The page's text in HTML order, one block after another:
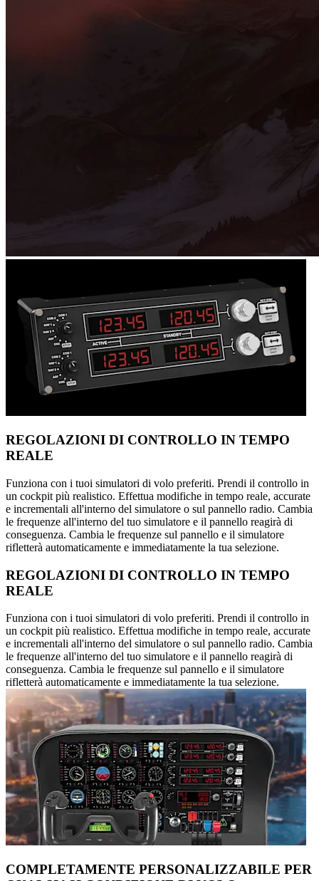
REGOLAZIONI DI CONTROLLO IN TEMPO
REALE
Funziona con i tuoi simulatori di volo preferiti. Prendi il controllo in
un cockpit più realistico. Effettua modifiche in tempo reale, accurate
e incrementali all'interno del simulatore o sul pannello radio. Cambia
le frequenze all'interno del tuo simulatore e il pannello reagirà di
conseguenza. Cambia le frequenze sul pannello e il simulatore
rifletterà automaticamente e immediatamente la tua selezione.
REGOLAZIONI DI CONTROLLO IN TEMPO
REALE
Funziona con i tuoi simulatori di volo preferiti. Prendi il controllo in
un cockpit più realistico. Effettua modifiche in tempo reale, accurate
e incrementali all'interno del simulatore o sul pannello radio. Cambia
le frequenze all'interno del tuo simulatore e il pannello reagirà di
conseguenza. Cambia le frequenze sul pannello e il simulatore
rifletterà automaticamente e immediatamente la tua selezione.
COMPLETAMENTE PERSONALIZZABILE PER